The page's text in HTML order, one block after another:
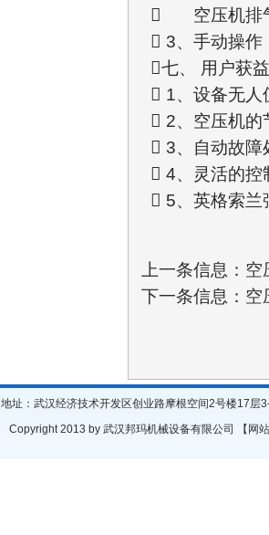
 空压机排
 3、手动操作
七、 用户获
 1、设备无人
 2、空压机的
 3、自动故障
 4、灵活的控
 5、英格索兰
上一条信息： 空
下一条信息： 空
地址：武汉经济技术开发区创业路摩根空间2号楼17
Copyright 2013 by 武汉邦玛机械设备有限公司 【 网